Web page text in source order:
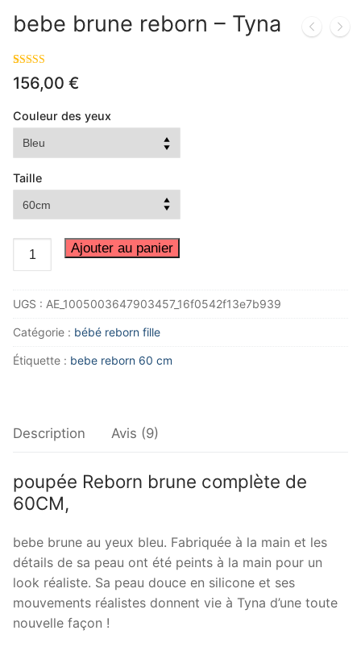
bebe brune reborn – Tyna
Noté4.89
sur 5 basé
9
156,00 €
Couleur des yeux
Taille
quantité
de
brune
reborn
Tyna
Ajouter au panier
UGS : AE_1005003647903457_16f0542f13e7b939
Catégorie : bébé reborn fille
Étiquette : bebe reborn 60 cm
Description Avis (9)
poupée Reborn brune complète de
60CM,
bebe brune au yeux bleu. Fabriquée à la main et les
détails de sa peau ont été peints à la main pour un
look réaliste. Sa peau douce en silicone et ses
mouvements réalistes donnent vie à Tyna d’une toute
nouvelle façon !